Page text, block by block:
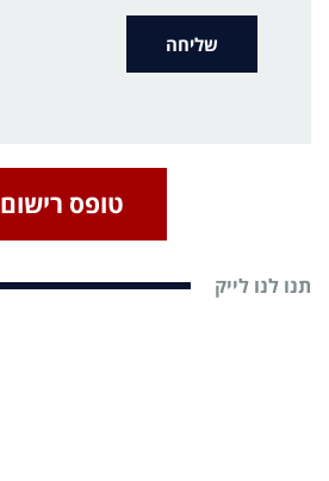
טופס רישום
תנו לנו לייק